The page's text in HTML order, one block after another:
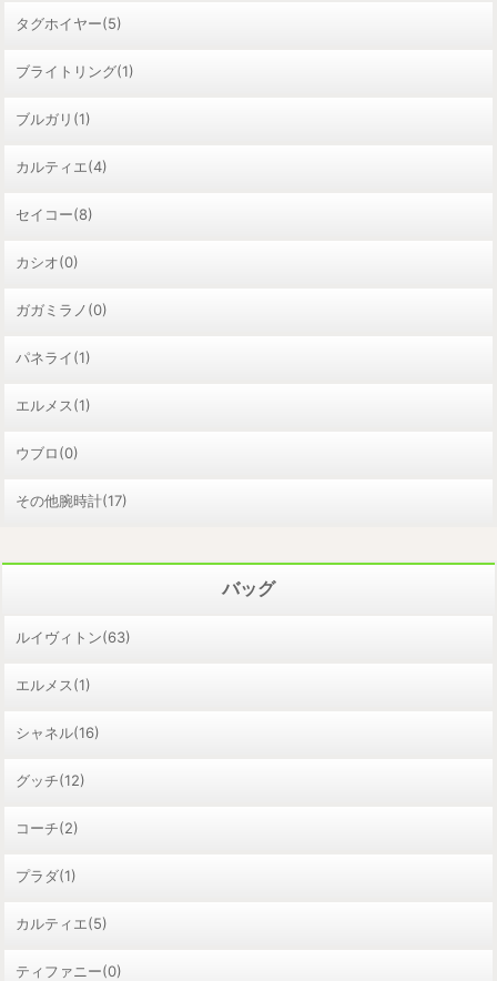
タグホイヤー(5)
ブライトリング(1)
ブルガリ(1)
カルティエ(4)
セイコー(8)
カシオ(0)
ガガミラノ(0)
パネライ(1)
エルメス(1)
ウブロ(0)
その他腕時計(17)
バッグ
ルイヴィトン(63)
エルメス(1)
シャネル(16)
グッチ(12)
コーチ(2)
プラダ(1)
カルティエ(5)
ティファニー(0)